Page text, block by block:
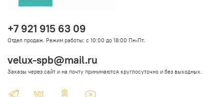
+7 921 915 63 09
Отдел продаж. Режим работы: с 10:00 до 18:00 Пн-Пт.
velux-spb@mail.ru
Заказы через сайт и на почту принимаются круглосуточно и без выходных.